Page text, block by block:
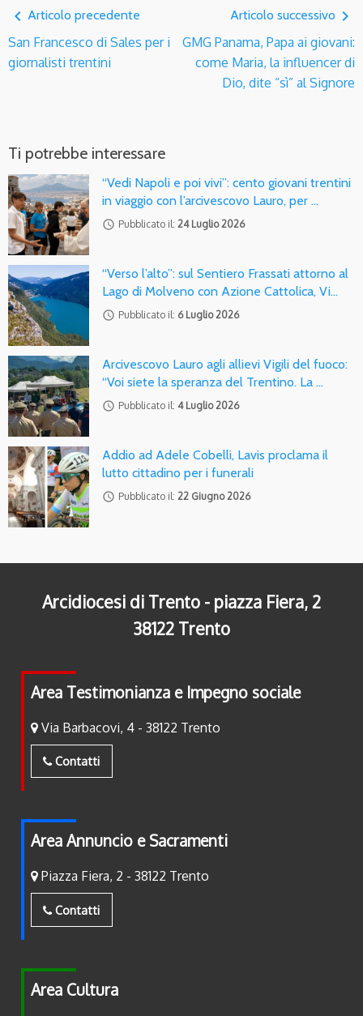
navigate_before Articolo precedente
San Francesco di Sales per i
giornalisti trentini
Articolo successivo navigate_next
GMG Panama, Papa ai giovani:
come Maria, la influencer di
Dio, dite “sì” al Signore
Ti potrebbe interessare
“Vedi Napoli e poi vivi”: cento giovani trentini
in viaggio con l’arcivescovo Lauro, per …
access_time Pubblicato il: 24 Luglio 2026
“Verso l’alto”: sul Sentiero Frassati attorno al
Lago di Molveno con Azione Cattolica, Vi…
access_time Pubblicato il: 6 Luglio 2026
Arcivescovo Lauro agli allievi Vigili del fuoco:
“Voi siete la speranza del Trentino. La …
access_time Pubblicato il: 4 Luglio 2026
Addio ad Adele Cobelli, Lavis proclama il
lutto cittadino per i funerali
access_time Pubblicato il: 22 Giugno 2026
Arcidiocesi di Trento - piazza Fiera, 2
38122 Trento
Area Testimonianza e Impegno sociale
Via Barbacovi, 4 - 38122 Trento
Contatti
Area Annuncio e Sacramenti
Piazza Fiera, 2 - 38122 Trento
Contatti
Area Cultura